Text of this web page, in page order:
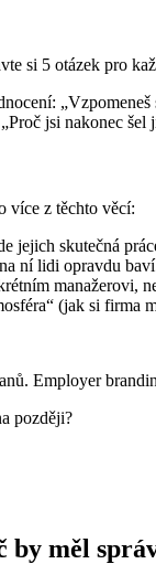
si 5 otázek pro
jsi nakonec šel
více z těchto věcí:
jejich skutečná
ní lidi opravdu
manažerovi,
(jak si firma
Employer
později?
by měl